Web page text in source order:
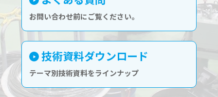
お問い合わせ前にご覧ください。
技術資料ダウンロード
テーマ別技術資料をラインナップ